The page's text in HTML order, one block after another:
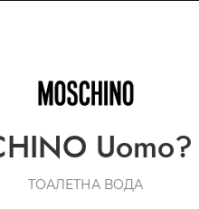
Uomo?
ТОАЛЕТНА ВОДА